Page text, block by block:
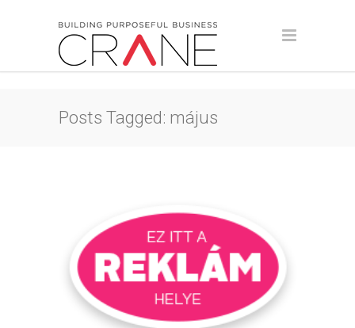
Posts Tagged: május